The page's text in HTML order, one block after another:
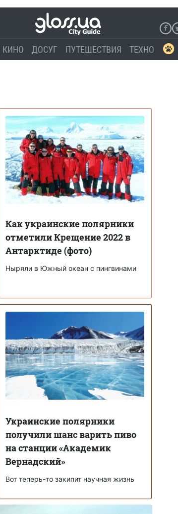
КИНО ДОСУГ ПУТЕШЕСТВИЯ ТЕХНО
Как украинские полярники
отметили Крещение 2022 в
Антарктиде (фото)
Ныряли в Южный океан с пингвинами
Украинские полярники
получили шанс варить пиво
на станции «Академик
Вернадский»
Вот теперь-то закипит научная жизнь